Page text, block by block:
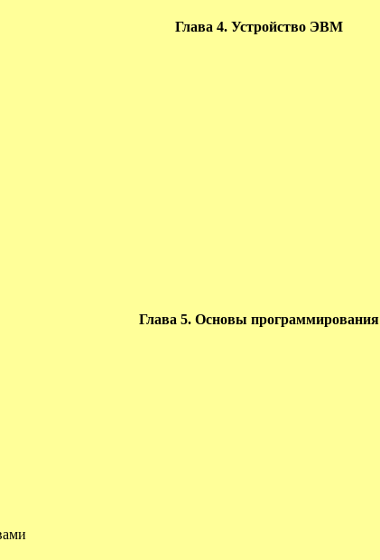
Глава 4. Устройство ЭВМ
Глава 5. Основы программирования